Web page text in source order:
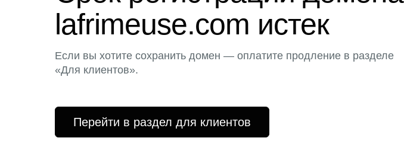
lafrimeuse.com истек
Если вы хотите сохранить домен — оплатите продление в разделе
«Для клиентов».
Перейти в раздел для клиентов